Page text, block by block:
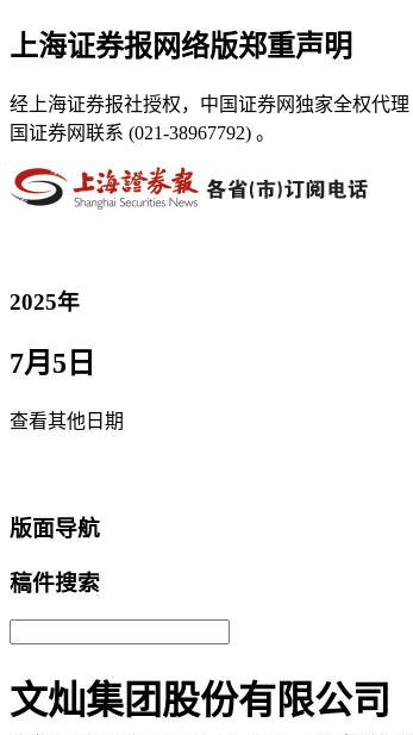
上海证券报网络版郑重声明
经上海证券报社授权，中国证券网独家全权代
国证券网联系 (021-38967792) 。
2025年
7月5日
查看其他日期
版面导航
稿件搜索
文灿集团股份有限公司